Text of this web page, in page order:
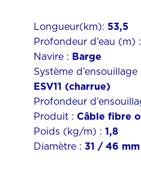
Longueur(km): 53,5
Profondeur d’eau (m) :
Navire : Barge
Système d’ensouillage
ESV11 (charrue)
Profondeur
Produit : Câble fibre
Poids (kg/m) : 1,8
Diamètre : 31 / 46 mm